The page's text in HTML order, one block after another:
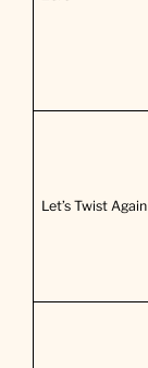
Let’s Twist Again